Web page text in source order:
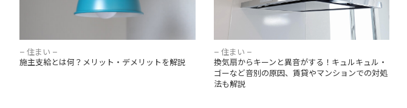
– 住まい –
施主支給とは何？メリット・デメリットを解説
– 住まい –
換気扇からキーンと異音がする！キュルキュル・
ゴーなど音別の原因、賃貸やマンションでの対処
法も解説